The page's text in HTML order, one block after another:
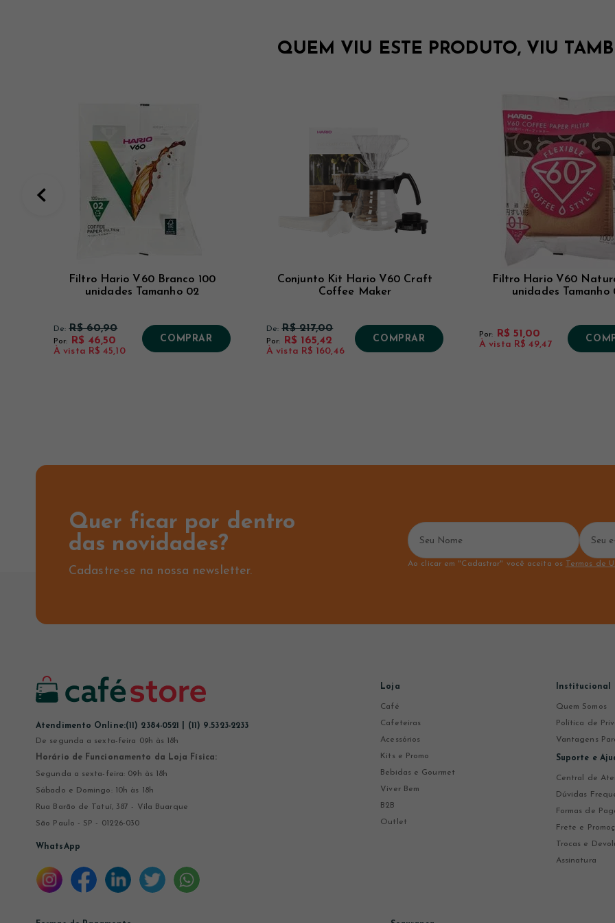
QUEM VIU ESTE PRODUTO, VIU
Filtro Hario V60 Branco 100
unidades Tamanho 02
De:R$ 60,90
Por: R$ 46,50
À vista R$ 45,10
COMPRAR
Conjunto Kit Hario V60 Craft
Coffee Maker
De:R$ 217,00
Por: R$ 165,42
À vista R$ 160,46
COMPRAR
Filtro Hario V60
unidades Tamanho
Por: R$ 51,00
À vista R$ 49,47
Quer ficar por dentro
das novidades?
Cadastre-se na nossa newsletter.
Ao clicar em "Cadastrar" você aceita os Termos de
Atendimento Online:(11) 2384-0521 | (11) 9.5323-2233
De segunda a sexta-feira 09h às 18h
Horário de Funcionamento da Loja Física:
Segunda a sexta-feira: 09h às 18h
Sábado e Domingo: 10h às 18h
Rua Barão de Tatuí, 387 - Vila Buarque
São Paulo - SP - 01226-030
WhatsApp
Loja
Café
Cafeteiras
Acessórios
Kits e Promo
Bebidas e Gourmet
Viver Bem
B2B
Outlet
Institucional
Quem Somos
Política de
Vantagens
Suporte e
Central de
Dúvidas
Formas de
Frete e
Trocas e
Assinatura